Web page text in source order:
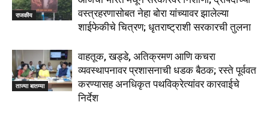
राजकीय
वस्त्रहरणासोबत नेहा बोरा यांच्यावर झालेल्या
शाईफेकीचे चित्रण; धृतराष्ट्राशी सरकारची तुलना
ताज्या बातम्या
वाहतूक, खड्डे, अतिक्रमण आणि कचरा
व्यवस्थापनावर प्रशासनाची धडक बैठक; रस्ते पूर्ववत
करण्यासह अनधिकृत पथविक्रेत्यांवर कारवाईचे
निर्देश